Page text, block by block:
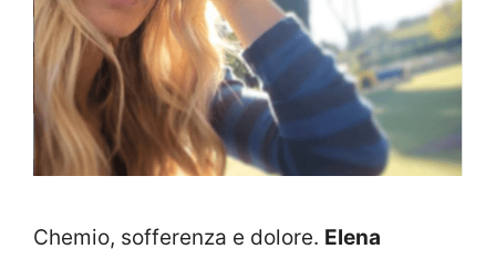
Chemio, sofferenza e dolore. Elena